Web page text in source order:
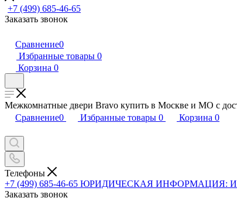
+7 (499) 685-46-65
Заказать звонок
Сравнение0
Избранные товары 0
Корзина 0
Межкомнатные двери Bravo купить в Москве и МО с
Сравнение0 Избранные товары 0 Корзина 0
Телефоны
+7 (499) 685-46-65 ЮРИДИЧЕСКАЯ ИНФОРМАЦИЯ: ИП
Заказать звонок